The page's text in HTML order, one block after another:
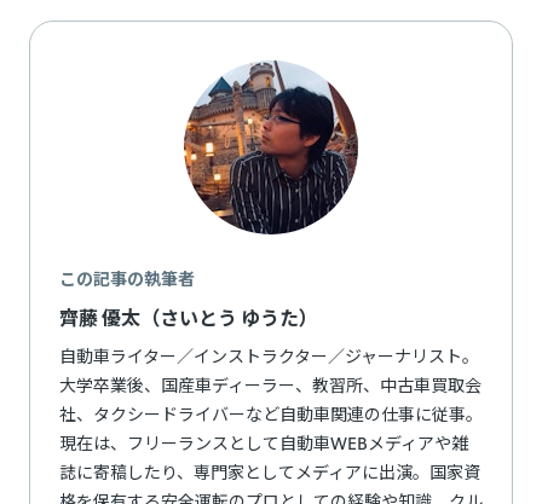
この記事の執筆者
齊藤 優太（さいとう ゆうた）
自動車ライター／インストラクター／ジャーナリスト。
大学卒業後、国産車ディーラー、教習所、中古車買取会
社、タクシードライバーなど自動車関連の仕事に従事。
現在は、フリーランスとして自動車WEBメディアや雑
誌に寄稿したり、専門家としてメディアに出演。国家資